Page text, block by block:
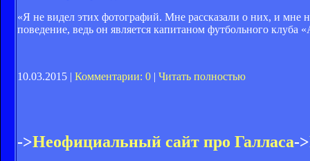
«Я не видел этих фотографий. Мне рассказали о них, и мне
поведение, ведь он является капитаном футбольного
10.03.2015 | Комментарии: 0 | Читать полностью
->Неофициальный сайт про Галласа->